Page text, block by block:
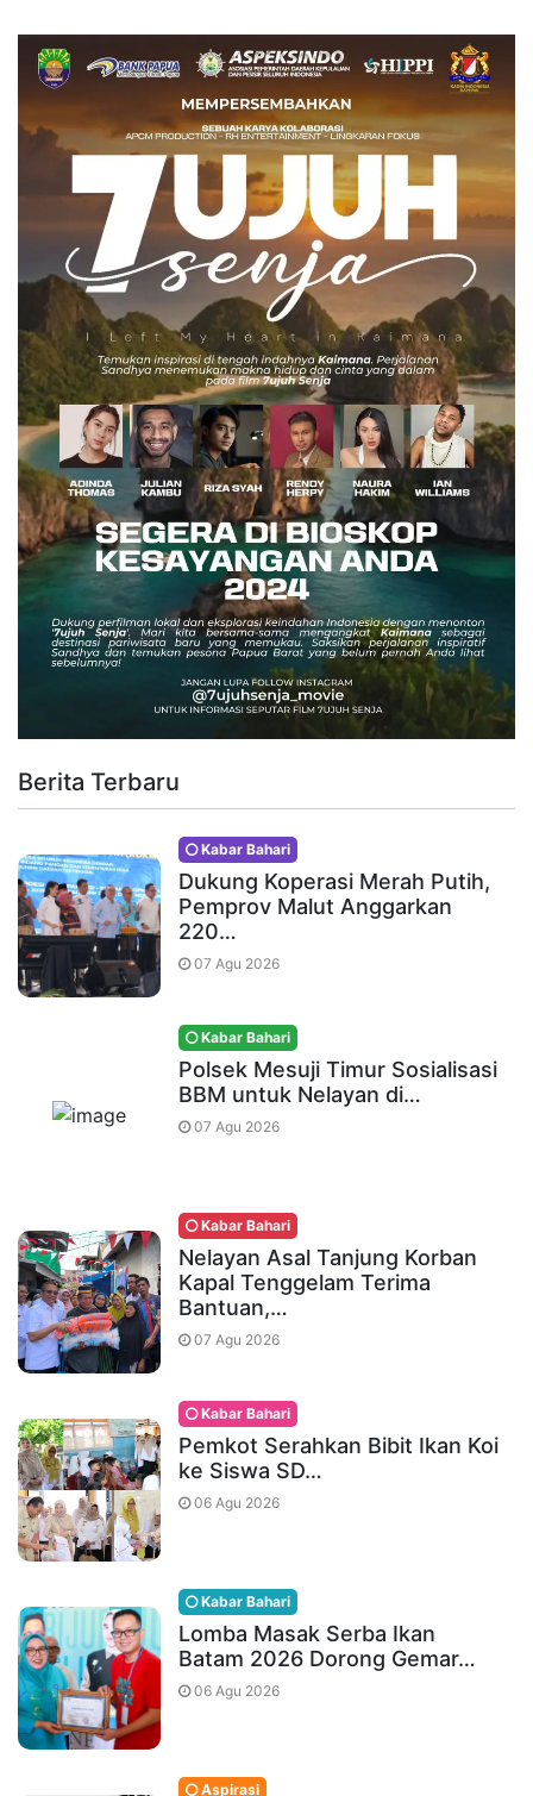
Berita Terbaru
Kabar Bahari
Dukung Koperasi Merah Putih,
Pemprov Malut Anggarkan
220…
07 Agu 2026
Kabar Bahari
Polsek Mesuji Timur Sosialisasi
BBM untuk Nelayan di…
07 Agu 2026
Kabar Bahari
Nelayan Asal Tanjung Korban
Kapal Tenggelam Terima
Bantuan,…
07 Agu 2026
Kabar Bahari
Pemkot Serahkan Bibit Ikan Koi
ke Siswa SD…
06 Agu 2026
Kabar Bahari
Lomba Masak Serba Ikan
Batam 2026 Dorong Gemar…
06 Agu 2026
Aspirasi